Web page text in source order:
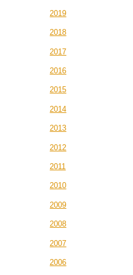
2019
2018
2017
2016
2015
2014
2013
2012
2011
2010
2009
2008
2007
2006